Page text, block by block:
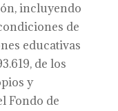
incluyendo
de
educativas
de los
y
Fondo de